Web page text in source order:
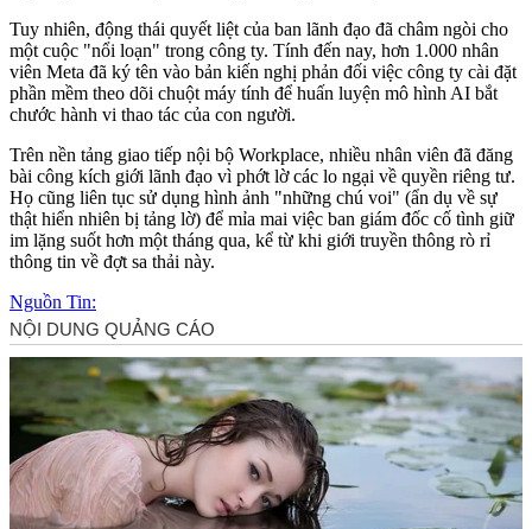
Tuy nhiên, động thái quyết liệt của ban lãnh đạo đã châm ngòi cho
một cuộc "nổi loạn" trong công ty. Tính đến nay, hơn 1.000 nhân
viên Meta đã ký tên vào bản kiến nghị phản đối việc công ty cài đặt
phần mềm theo dõi chuột máy tính để huấn luyện mô hình AI bắt
chước hành vi thao tác của con người.
Trên nền tảng giao tiếp nội bộ Workplace, nhiều nhân viên đã đăng
bài công kích giới lãnh đạo vì phớt lờ các lo ngại về quyền riêng tư.
Họ cũng liên tục sử dụng hình ảnh "những chú voi" (ẩn dụ về sự
thật hiển nhiên bị tảng lờ) để mỉa mai việc ban giám đốc cố tình giữ
im lặng suốt hơn một tháng qua, kể từ khi giới truyền thông rò rỉ
thông tin về đợt sa thải này.
Nguồn Tin: